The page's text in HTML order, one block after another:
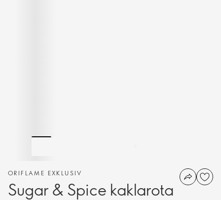
ORIFLAME EXKLUSIV
Sugar & Spice kaklarota